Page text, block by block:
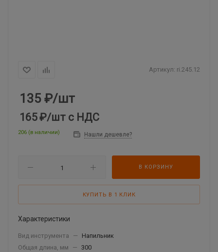
Артикул: ri.245.12
135 ₽/шт
165 ₽/шт с НДС
206 (в наличии) Нашли дешевле?
В КОРЗИНУ
КУПИТЬ В 1 КЛИК
Характеристики
Вид инструмента —
Напильник
Общая длина, мм
— 300